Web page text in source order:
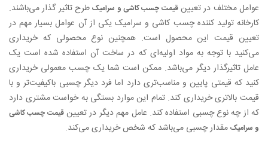
عوامل مختلف در تعیینقیمت چسب کاشی و سرامیکطرح تاثیر گذار می‌باشند.
کارخانه تولید کننده چسب کاشی و سرامیک یکی از آن عوامل بسیار مهم در
تعیین قیمت این محصول است. همچنین نوع محصولی که خریداری
می‌کنید با توجه به مواد اولیه‌ای که در ساخت آن استفاده شده است یک
عامل تاثیرگذار دیگر ‌می‌باشد. ممکن است شما یک چسب معمولی خریداری
کنید که قیمتی پایین و مناسب‌تری دارد اما فرد دیگر چسبی باکیفیت‌تر و با
قیمت بالاتری خریداری کند. تمام این موارد بستگی به خواست مشتری دارد
که از چه نوع چسبی استفاده کند. عامل مهم دیگر در تعیینقیمت چسب کاشی
و سرامیک مقدار چسبی می‌باشد که شخص خریداری می‌کند.